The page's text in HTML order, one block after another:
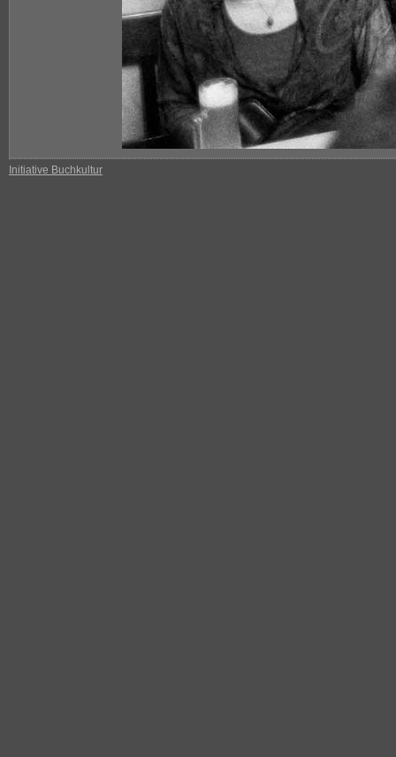
Initiative Buchkultur